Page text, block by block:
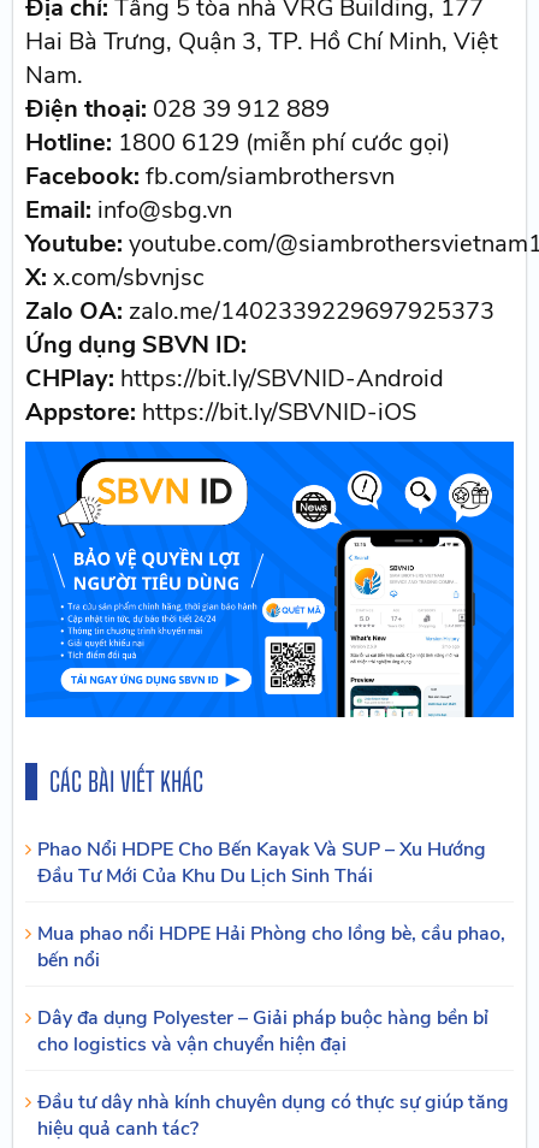
Địa chỉ: Tầng 5 tòa nhà VRG Building, 177
Hai Bà Trưng, Quận 3, TP. Hồ Chí Minh, Việt
Nam.
Điện thoại: 028 39 912 889
Hotline: 1800 6129 (miễn phí cước gọi)
Facebook:fb.com/siambrothersvn
Email: info@sbg.vn
Youtube: youtube.com/
X:x.com/sbvnjsc
Zalo OA: zalo.me/1402339229697925373
Ứng dụng SBVN ID:
CHPlay: https://bit.ly/SBVNID-Android
Appstore: https://bit.ly/SBVNID-iOS
CÁC BÀI VIẾT KHÁC
Phao Nổi HDPE Cho Bến Kayak Và SUP – Xu Hướng
Đầu Tư Mới Của Khu Du Lịch Sinh Thái
Mua phao nổi HDPE Hải Phòng cho lồng bè, cầu phao,
bến nổi
Dây đa dụng Polyester – Giải pháp buộc hàng bền bỉ
cho logistics và vận chuyển hiện đại
Đầu tư dây nhà kính chuyên dụng có thực sự giúp tăng
hiệu quả canh tác?